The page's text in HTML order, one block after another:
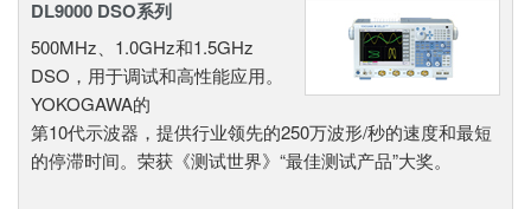
DL9000 DSO系列
500MHz、1.0GHz和1.5GHz
DSO，用于调试和高性能应用。
YOKOGAWA的
第10代示波器，提供行业领先的250万波形/秒的速度和最短
的停滞时间。荣获《测试世界》“最佳测试产品”大奖。